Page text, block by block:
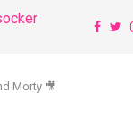
Morty 🎥